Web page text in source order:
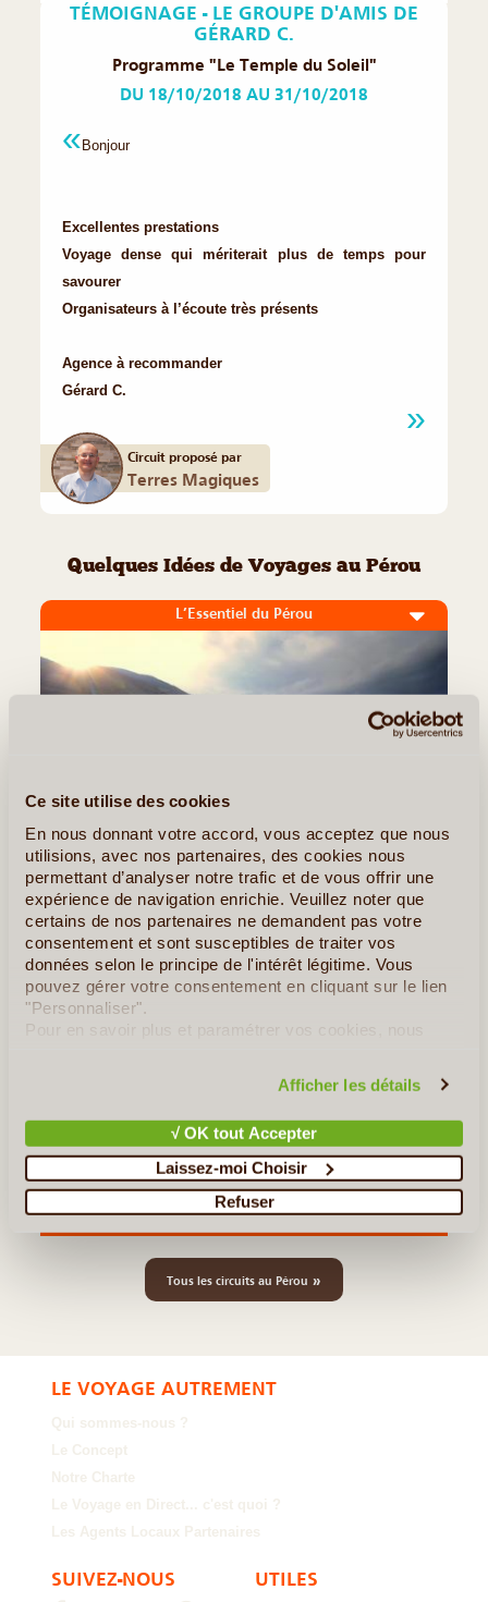
Ce site utilise des cookies
En nous donnant votre accord, vous acceptez que nous
utilisions, avec nos partenaires, des cookies nous
permettant d’analyser notre trafic et de vous offrir une
expérience de navigation enrichie. Veuillez noter que
certains de nos partenaires ne demandent pas votre
consentement et sont susceptibles de traiter vos
données selon le principe de l'intérêt légitime. Vous
pouvez gérer votre consentement en cliquant sur le lien
"Personnaliser".
Pour en savoir plus et paramétrer vos cookies, nous
Afficher les détails
√ OK tout Accepter
Laissez-moi Choisir
Refuser
TÉMOIGNAGE - LE GROUPE D'AMIS DE
GÉRARD C.
Programme "Le Temple du Soleil"
DU 18/10/2018 AU 31/10/2018
Bonjour
Excellentes prestations
Voyage dense qui mériterait plus de temps pour
savourer
Organisateurs à l’écoute très présents
Agence à recommander
Gérard C.
Circuit proposé par
Terres Magiques
Quelques Idées de Voyages au Pérou
L’Essentiel du Pérou
9J/8N
Ce voyage de 9 jours vous emmène au cœur des paysages
emblématiques et des cultures fascinantes du Pérou. De la
vibrante Lima aux ruelles chargées d’histoire de Cusco, en
passant par les villages colorés de la Vallée Sacrée, chaque
≻
Le Pérou dans Toute Sa Splendeur
Au Pays des Incas
Traversée Pariacaca & Yauyos
Tous les circuits au Pérou »
LE VOYAGE AUTREMENT
SUIVEZ-NOUS UTILES